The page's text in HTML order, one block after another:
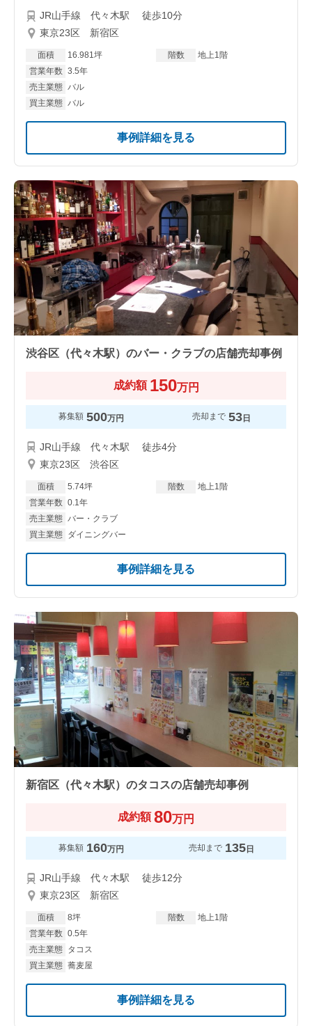
JR山手線 代々木駅 徒歩10分
東京23区 新宿区
面積 16.981坪 階数
地上1階
営業年数 3.5年
売主業態 バル
買主業態 バル
事例詳細を見る
渋谷区（代々木駅）のバー・クラブの店舗売却事例
成約額 150万円
募集額 500万円 売却まで 53日
JR山手線 代々木駅 徒歩4分
東京23区 渋谷区
面積 5.74坪 階数
地上1階
営業年数 0.1年
売主業態
バー・クラブ
買主業態
ダイニングバー
事例詳細を見る
新宿区（代々木駅）のタコスの店舗売却事例
成約額 80万円
募集額 160万円 売却まで 135日
JR山手線 代々木駅 徒歩12分
東京23区 新宿区
面積 8坪 階数
地上1階
営業年数 0.5年
売主業態
タコス
買主業態 蕎麦屋
事例詳細を見る